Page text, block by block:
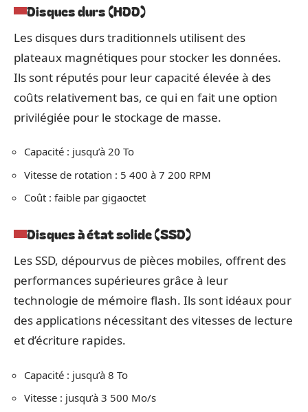
Disques durs (HDD)
Les disques durs traditionnels utilisent des
plateaux magnétiques pour stocker les données.
Ils sont réputés pour leur capacité élevée à des
coûts relativement bas, ce qui en fait une option
privilégiée pour le stockage de masse.
Capacité : jusqu’à 20 To
Vitesse de rotation : 5 400 à 7 200 RPM
Coût : faible par gigaoctet
Disques à état solide (SSD)
Les SSD, dépourvus de pièces mobiles, offrent des
performances supérieures grâce à leur
technologie de mémoire flash. Ils sont idéaux pour
des applications nécessitant des vitesses de lecture
et d’écriture rapides.
Capacité : jusqu’à 8 To
Vitesse : jusqu’à 3 500 Mo/s